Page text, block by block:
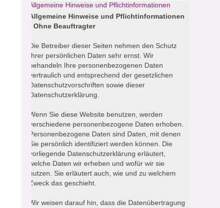
Allgemeine Hinweise und Pflichtinformationen
Allgemeine Hinweise und Pflichtinformationen
- Ohne Beauftragter
Die Betreiber dieser Seiten nehmen den Schutz
Ihrer persönlichen Daten sehr ernst. Wir
behandeln Ihre personenbezogenen Daten
vertraulich und entsprechend der gesetzlichen
Datenschutzvorschriften sowie dieser
Datenschutzerklärung.
Wenn Sie diese Website benutzen, werden
verschiedene personenbezogene Daten erhoben.
Personenbezogene Daten sind Daten, mit denen
Sie persönlich identifiziert werden können. Die
vorliegende Datenschutzerklärung erläutert,
welche Daten wir erheben und wofür wir sie
nutzen. Sie erläutert auch, wie und zu welchem
Zweck das geschieht.
Wir weisen darauf hin, dass die Datenübertragung